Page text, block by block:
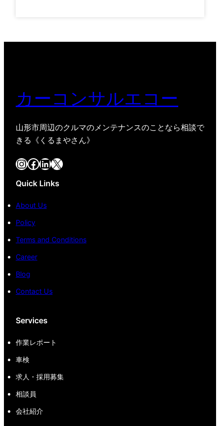
カーコンサルエコー
山形市周辺のクルマのメンテナンスのことなら相談で
きる《くるまやさん》
InstagramFacebook LinkedIn X
Quick Links
About Us
Policy
Terms and Conditions
Career
Blog
Contact Us
Services
作業レポート
車検
求人・採用募集
相談員
会社紹介